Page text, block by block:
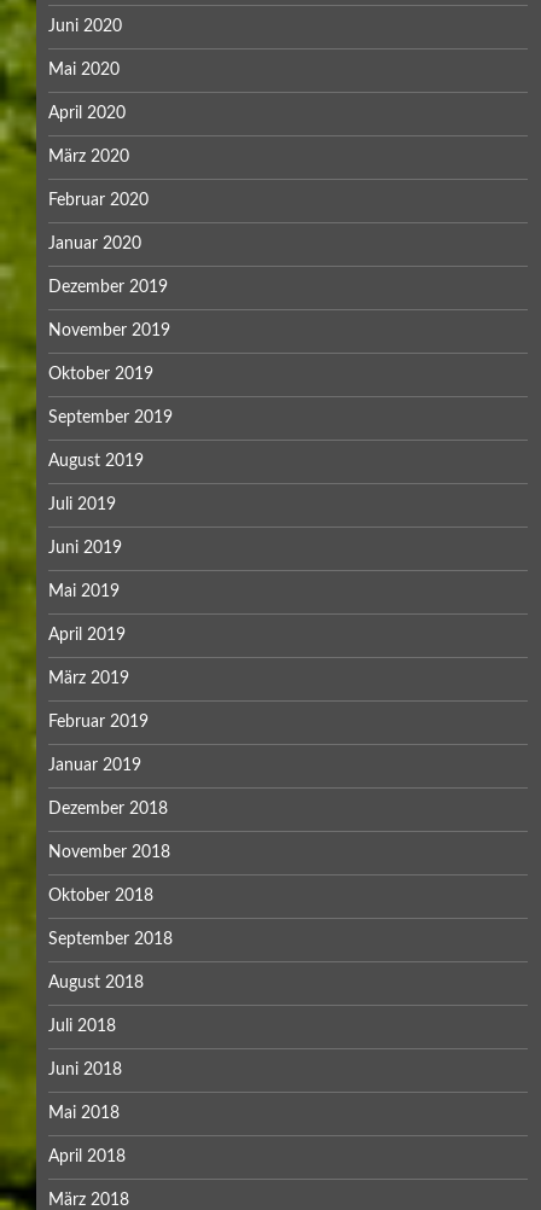
Juni 2020
Mai 2020
April 2020
März 2020
Februar 2020
Januar 2020
Dezember 2019
November 2019
Oktober 2019
September 2019
August 2019
Juli 2019
Juni 2019
Mai 2019
April 2019
März 2019
Februar 2019
Januar 2019
Dezember 2018
November 2018
Oktober 2018
September 2018
August 2018
Juli 2018
Juni 2018
Mai 2018
April 2018
März 2018